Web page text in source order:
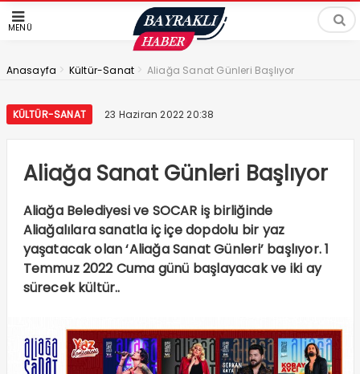
MENÜ
Anasayfa > Kültür-Sanat > Aliağa Sanat Günleri Başlıyor
KÜLTÜR-SANAT 23 Haziran 2022 20:38
Aliağa Sanat Günleri Başlıyor
Aliağa Belediyesi ve SOCAR iş birliğinde
Aliağalılara sanatla iç içe dopdolu bir yaz
yaşatacak olan ‘Aliağa Sanat Günleri’ başlıyor. 1
Temmuz 2022 Cuma günü başlayacak ve iki ay
sürecek kültür..